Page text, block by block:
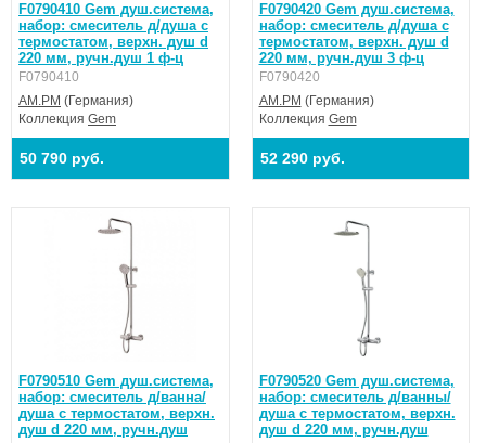
F0790410 Gem душ.система,
набор: смеситель д/душа с
термостатом, верхн. душ d
220 мм, ручн.душ 1 ф-ц
F0790410
AM.PM (Германия)
Коллекция Gem
50 790 руб.
F0790420 Gem душ.система,
набор: смеситель д/душа с
термостатом, верхн. душ d
220 мм, ручн.душ 3 ф-ц
F0790420
AM.PM (Германия)
Коллекция Gem
52 290 руб.
F0790510 Gem душ.система,
набор: смеситель д/ванна/
душа с термостатом, верхн.
душ d 220 мм, ручн.душ
F0790520 Gem душ.система,
набор: смеситель д/ванны/
душа с термостатом, верхн.
душ d 220 мм, ручн.душ